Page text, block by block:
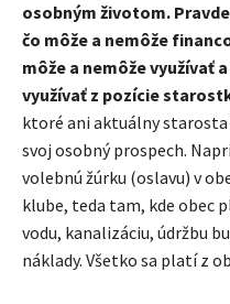
osobným životom.
čo môže a nemôže
môže a nemôže využívať
využívať z pozície
ktoré ani aktuálny
svoj osobný prospech.
volebnú žúrku (oslavu) v
klube, teda tam, kde obec
vodu, kanalizáciu, údržbu
náklady. Všetko sa platí z